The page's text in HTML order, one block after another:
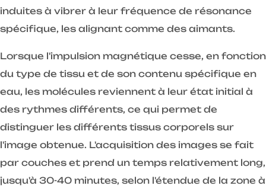
induites à vibrer à leur fréquence de résonance
spécifique, les alignant comme des aimants.
Lorsque l'impulsion magnétique cesse, en fonction
du type de tissu et de son contenu spécifique en
eau, les molécules reviennent à leur état initial à
des rythmes différents, ce qui permet de
distinguer les différents tissus corporels sur
l'image obtenue. L'acquisition des images se fait
par couches et prend un temps relativement long,
jusqu'à 30-40 minutes, selon l'étendue de la zone à